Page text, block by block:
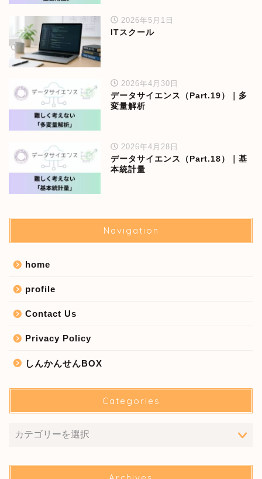
2026年5月1日
ITスクール
2026年4月30日
データサイエンス（Part.19）｜多
変量解析
2026年4月28日
データサイエンス（Part.18）｜基
本統計量
Navigation
home
profile
Contact Us
Privacy Policy
しんかんせんBOX
Categories